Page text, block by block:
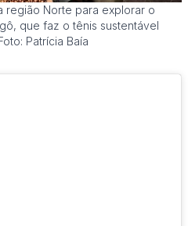
região Norte para explorar o
que faz o tênis sustentável
Patrícia Baía